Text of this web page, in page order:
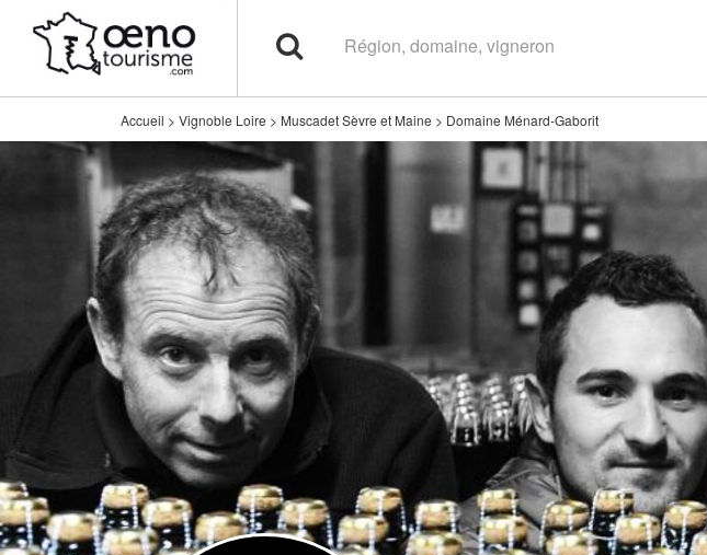
Accueil > Vignoble Loire > Muscadet Sèvre et Maine > Domaine Ménard-Gaborit